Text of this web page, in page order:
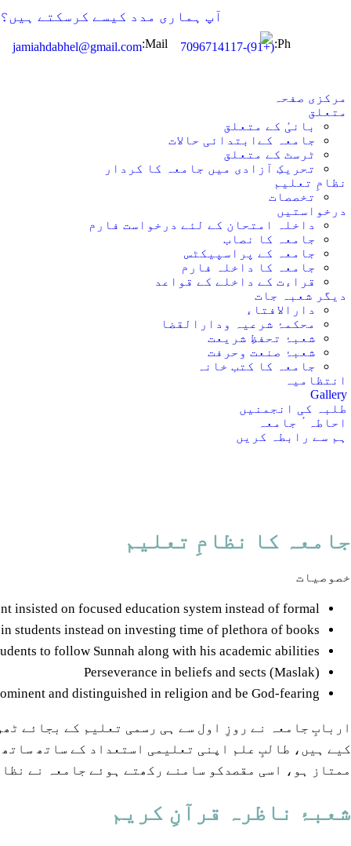
آپ ہماری مدد کیسے کرسکتے ہیں؟
Ph:
(+91)-7096714117
Mail:
jamiahdabhel@gmail.com
مرکزی صفحہ
متعلق
بانیٔ کے متعلق
جامعہ کےابتدائی حالات
ٹرسٹ کے متعلق
تحریکِ آزادی میں جامعہ کا کردار
نظامِ تعلیم
تخصصات
درخواستیں
داخلہ امتحان کے لئے درخواست فارم
جامعہ کا نصاب
جامعہ کے پراسپیکٹس
جامعہ کا داخلہ فارم
قراءت کے داخلے کے قواعد
دیگر شعبہ جات
دارالافتاء
محکمۂ شرعیہ ودارالقضا
شعبۂ تحفظِ شریعت
شعبۂ صنعت وحرفت
جامعہ کا کتب خانہ
انتظامیہ
Gallery
طلبہ کی انجمنیں
احاطہ ٔ جامعہ
ہم سے رابطہ کریں
مرکزی
دیگر شعبہ
طلبہ کی
جامعہ کا نظامِ تعلیم
خصوصیات
insisted on focused education system instead of formal
students instead on investing time of plethora of books
to follow Sunnah along with his academic abilities
Perseverance in beliefs and sects (Maslak)
and distinguished in religion and be God-fearing
اربابِ جامعہ نے روزِ اول سے ہی رسمی تعلیم کے بجائے
کیے ہیں، طالبِ علم اپنی تعلیمی استعداد کے ساتھ
ممتاز ہو، اسی مقصدکو سامنے رکھتے ہوئے جامعہ نے
شعبۂ ناظرہ قرآنِ کریم